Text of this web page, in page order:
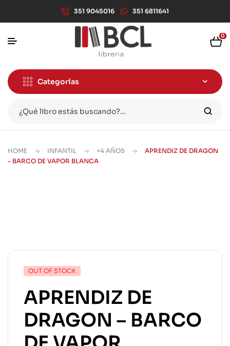
351 9045016 351 6811641
0
Categorías
HOME INFANTIL +4 AÑOS
APRENDIZ DE DRAGON
– BARCO DE VAPOR BLANCA
OUT OF STOCK
APRENDIZ DE
DRAGON – BARCO